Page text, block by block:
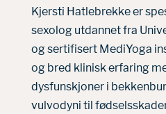
Kjersti Hatlebrekke er
sexolog utdannet fra
og sertifisert MediYoga
og bred klinisk erfaring
dysfunskjoner i
vulvodyni til